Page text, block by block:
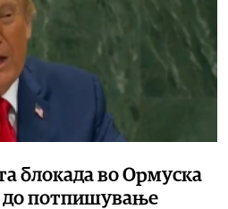
блокада во Ормуска
до потпишување